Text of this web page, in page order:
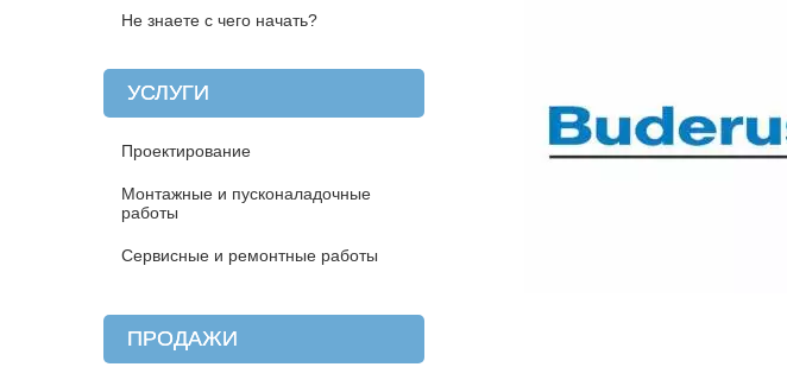
Не знаете с чего начать?
УСЛУГИ
Проектирование
Монтажные и пусконаладочные
работы
Сервисные и ремонтные работы
ПРОДАЖИ